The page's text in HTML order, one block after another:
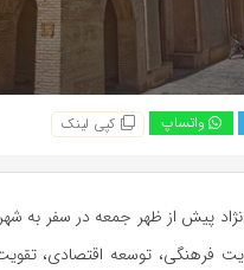
واتساپ کپی لینک
پیش از ظهر جمعه در سفر به
فرهنگی، توسعه اقتصادی،